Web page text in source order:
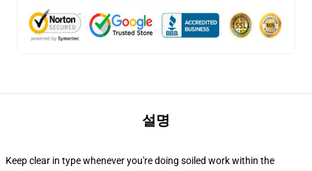
설명
Keep clear in type whenever you're doing soiled work within the